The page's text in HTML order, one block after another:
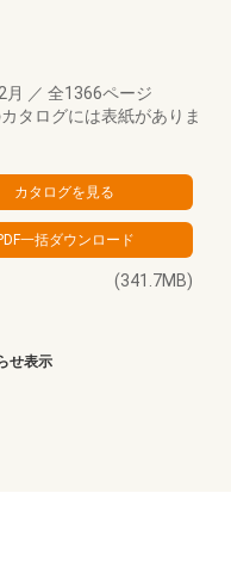
月 ／ 全1366ページ
タログには表紙がありま
(341.7MB)
せ表示